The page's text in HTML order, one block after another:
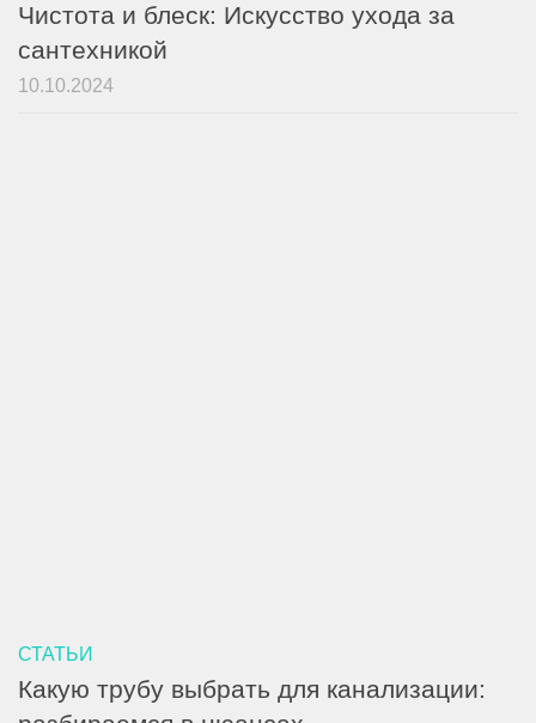
Чистота и блеск: Искусство ухода за
сантехникой
10.10.2024
СТАТЬИ
Какую трубу выбрать для канализации: